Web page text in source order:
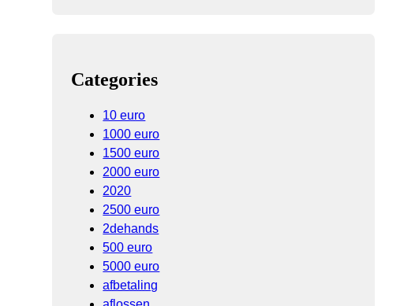
Categories
10 euro
1000 euro
1500 euro
2000 euro
2020
2500 euro
2dehands
500 euro
5000 euro
afbetaling